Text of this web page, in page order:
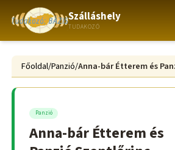
Szálláshely
TUDAKOZÓ
Főoldal/Panzió/
Panzió
Anna-bár Étterem és